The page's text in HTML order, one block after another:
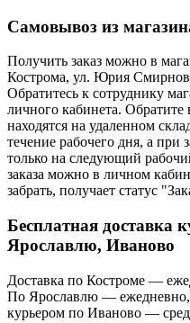
Самовывоз из
Получить заказ можно в
Кострома, ул. Юрия
Обратитесь к сотруднику
личного кабинета.
находятся на удаленном
течение рабочего дня, а при
только на следующий
заказа можно в личном
забрать, получает статус
Бесплатная доставка
Ярославлю, Иваново
Доставка по Костроме —
По Ярославлю —
курьером по Иваново —